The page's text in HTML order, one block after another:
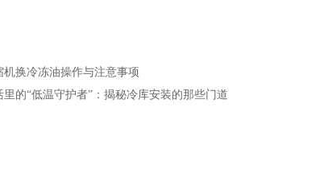
机换冷冻油操作与注意事项
里的“低温守护者”：揭秘冷库安装的那些门道